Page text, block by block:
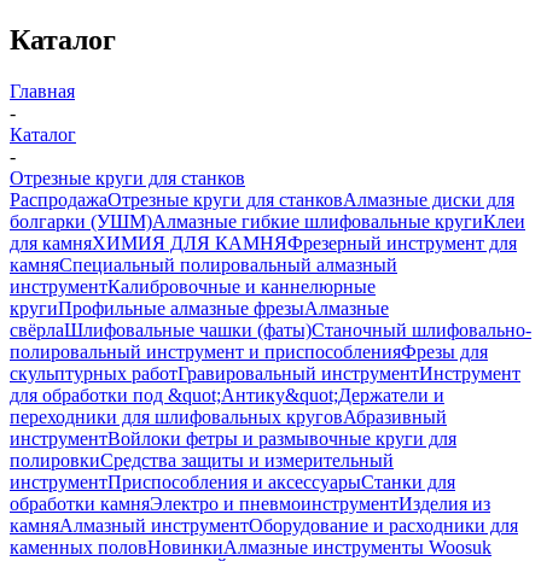
Каталог
Главная
-
Каталог
-
Отрезные круги для станков
РаспродажаОтрезные круги для станковАлмазные диски для
болгарки (УШМ)Алмазные гибкие шлифовальные кругиКлеи
для камняХИМИЯ ДЛЯ КАМНЯФрезерный инструмент для
камняСпециальный полировальный алмазный
инструментКалибровочные и каннелюрные
кругиПрофильные алмазные фрезыАлмазные
свёрлаШлифовальные чашки (фаты)Станочный шлифовально-
полировальный инструмент и приспособленияФрезы для
скульптурных работГравировальный инструментИнструмент
для обработки под &quot;Антику&quot;Держатели и
переходники для шлифовальных круговАбразивный
инструментВойлоки фетры и размывочные круги для
полировкиСредства защиты и измерительный
инструментПриспособления и аксессуарыСтанки для
обработки камняЭлектро и пневмоинструментИзделия из
камняАлмазный инструментОборудование и расходники для
каменных половНовинкиАлмазные инструменты Woosuk